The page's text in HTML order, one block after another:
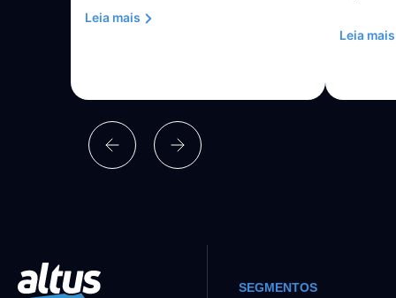
Leia mais
Leia mais
SEGMENTOS